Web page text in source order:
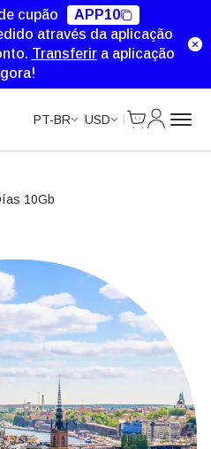
cupão
APP10
através da aplicação
Transferira aplicação
PT-BR USD
10Gb
Unlimited Data
Unlimited Data
Unlimited Data